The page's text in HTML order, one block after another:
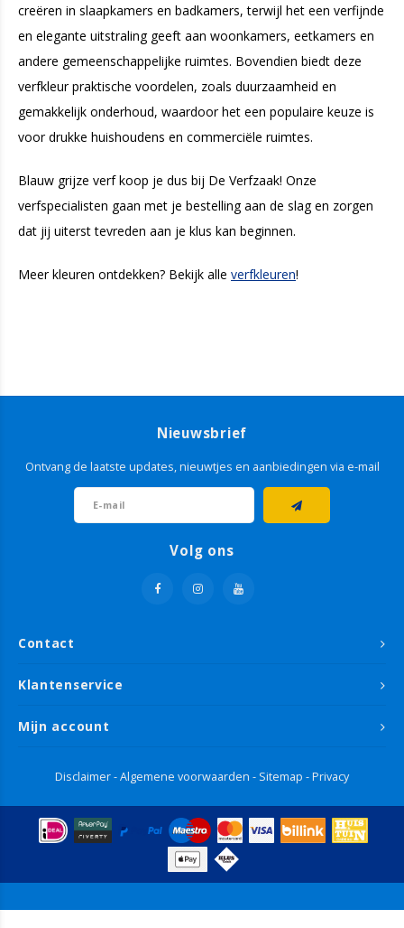
creëren in slaapkamers en badkamers, terwijl het een verfijnde
en elegante uitstraling geeft aan woonkamers, eetkamers en
andere gemeenschappelijke ruimtes. Bovendien biedt deze
verfkleur praktische voordelen, zoals duurzaamheid en
gemakkelijk onderhoud, waardoor het een populaire keuze is
voor drukke huishoudens en commerciële ruimtes.
Blauw grijze verf koop je dus bij De Verfzaak! Onze
verfspecialisten gaan met je bestelling aan de slag en zorgen
dat jij uiterst tevreden aan je klus kan beginnen.
Meer kleuren ontdekken? Bekijk alle verfkleuren!
Contact
Nieuwsbrief
Ontvang de laatste updates, nieuwtjes en aanbiedingen via e-mail
Volg ons
Klantenservice
Mijn account
Disclaimer-Algemene voorwaarden - Sitemap -Privacy